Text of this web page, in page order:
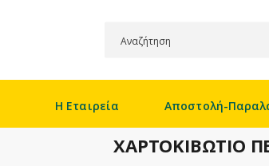
Η Εταιρεία Αποστολή-
ΧΑΡΤΟΚΙΒΩΤΙΟ